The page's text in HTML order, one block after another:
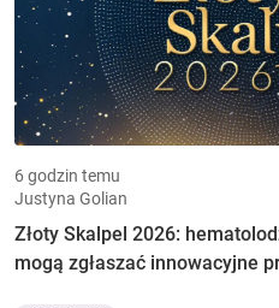
6 godzin temu
Justyna Golian
Złoty Skalpel 2026:
mogą zgłaszać innowacyjne